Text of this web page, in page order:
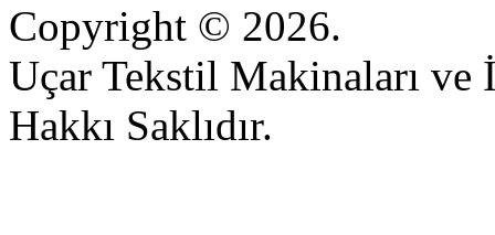
Copyright © 2026.
Uçar Tekstil Makinaları ve
Hakkı Saklıdır.